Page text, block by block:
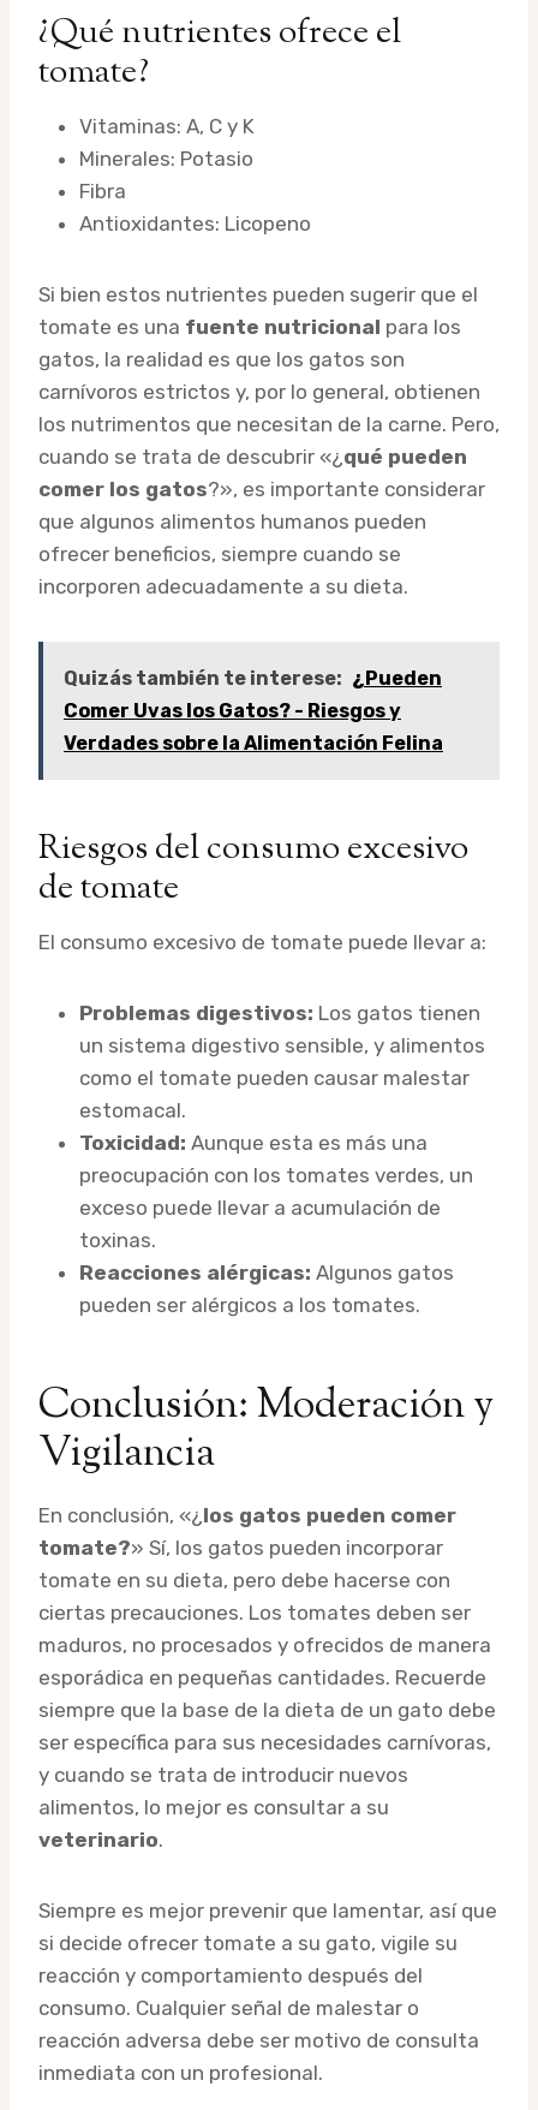
¿Qué nutrientes ofrece el
tomate?
Vitaminas: A, C y K
Minerales: Potasio
Fibra
Antioxidantes: Licopeno
Si bien estos nutrientes pueden sugerir que el
tomate es una fuente nutricional para los
gatos, la realidad es que los gatos son
carnívoros estrictos y, por lo general, obtienen
los nutrimentos que necesitan de la carne. Pero,
cuando se trata de descubrir «¿ qué pueden
comer los gatos?», es importante considerar
que algunos alimentos humanos pueden
ofrecer beneficios, siempre cuando se
incorporen adecuadamente a su dieta.
Quizás también te interese: ¿Pueden
Comer Uvas los Gatos? - Riesgos y
Verdades sobre la Alimentación Felina
Riesgos del consumo excesivo
de tomate
El consumo excesivo de tomate puede llevar a:
Problemas digestivos: Los gatos tienen
un sistema digestivo sensible, y alimentos
como el tomate pueden causar malestar
estomacal.
Toxicidad: Aunque esta es más una
preocupación con los tomates verdes, un
exceso puede llevar a acumulación de
toxinas.
Reacciones alérgicas: Algunos gatos
pueden ser alérgicos a los tomates.
Conclusión: Moderación y
Vigilancia
En conclusión, «¿ los gatos pueden comer
tomate?» Sí, los gatos pueden incorporar
tomate en su dieta, pero debe hacerse con
ciertas precauciones. Los tomates deben ser
maduros, no procesados y ofrecidos de manera
esporádica en pequeñas cantidades. Recuerde
siempre que la base de la dieta de un gato debe
ser específica para sus necesidades carnívoras,
y cuando se trata de introducir nuevos
alimentos, lo mejor es consultar a su
veterinario.
Siempre es mejor prevenir que lamentar, así que
si decide ofrecer tomate a su gato, vigile su
reacción y comportamiento después del
consumo. Cualquier señal de malestar o
reacción adversa debe ser motivo de consulta
inmediata con un profesional.